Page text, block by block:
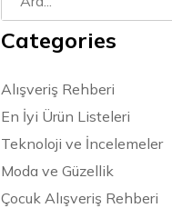
Categories
Alışveriş Rehberi
En İyi Ürün Listeleri
Teknoloji ve İncelemeler
Moda ve Güzellik
Çocuk Alışveriş Rehberi